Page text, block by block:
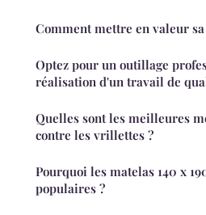
Comment mettre en valeur sa
Optez pour un outillage
réalisation d'un travail de
Quelles sont les meilleures
contre les vrillettes ?
Pourquoi les matelas 140 x
populaires ?